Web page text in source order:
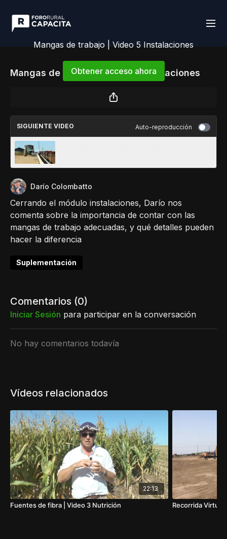
Mangas de trabajo | Video 5 Instalaciones
Obtener acceso ahora
iniciar sesiónpara continuar
Mangas de trabajo | Video 5 Instalaciones
SIGUIENTE VIDEO Auto-reproducción
Darío Colombatto
Cerrando el módulo instalaciones, Darío nos
comenta sobre la importancia de contar con las
mangas de trabajo adecuadas, y qué detalles pueden
hacer la diferencia
Suplementación
Comentarios (0)
Iniciar Sesión para participar en la conversación
No hay comentarios todavía
Vídeos relacionados
22:13
Fuentes de fibra | Video 3 Nutrición Recorrida Virtual